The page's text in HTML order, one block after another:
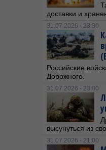
доставки и
31.07.2026 - 23:30
Российские
Дорожного.
31.07.2026 - 23:00
высунуться из
31.07.2026 - 21:00